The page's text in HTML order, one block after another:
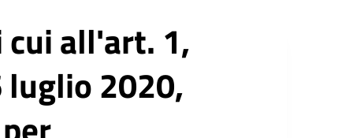
all'art. 1,
luglio 2020,